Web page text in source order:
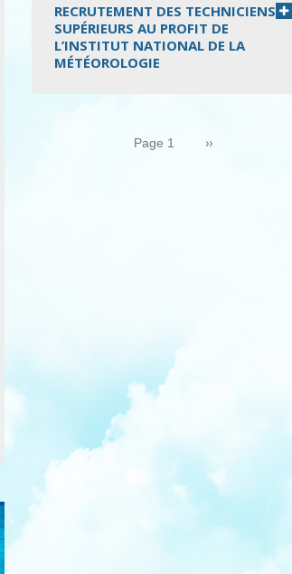
RECRUTEMENT DES TECHNICIENS
SUPÉRIEURS AU PROFIT DE
L’INSTITUT NATIONAL DE LA
MÉTÉOROLOGIE
Page 1 Page
››